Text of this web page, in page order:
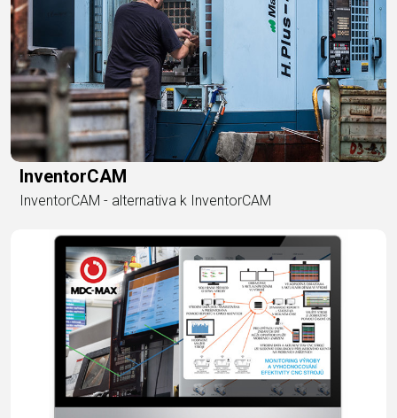
InventorCAM
InventorCAM - alternativa k InventorCAM